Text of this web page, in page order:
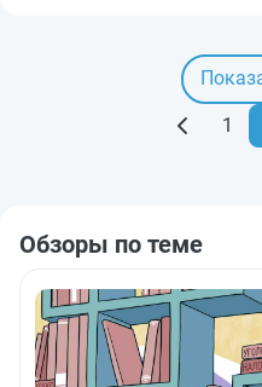
1
Обзоры по теме